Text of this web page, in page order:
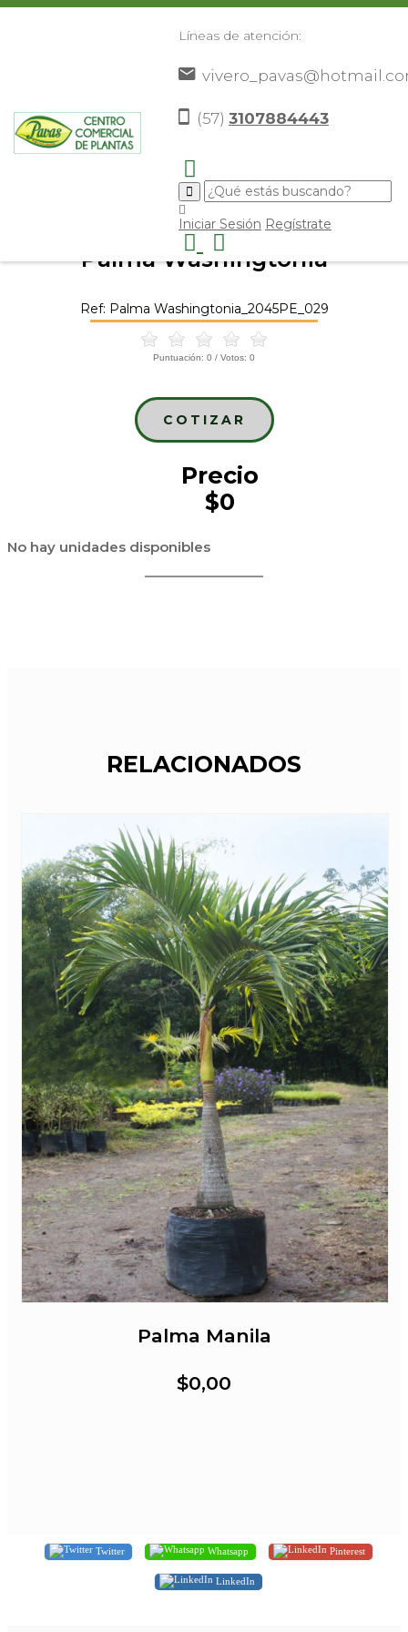
Líneas de atención:
(57) 3107884443
Iniciar Sesión Regístrate
Plantas> Palmas De Exterior>Palma
Palma Washingtonia
Ref: Palma Washingtonia_2045PE_029
Puntuación: 0 / Votos: 0
COTIZAR
Precio
$0
No hay unidades disponibles
RELACIONADOS
Palma Manila
$0,00
Twitter Whatsapp Pinterest
LinkedIn